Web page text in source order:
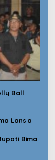
Ball
Lansia
Bima